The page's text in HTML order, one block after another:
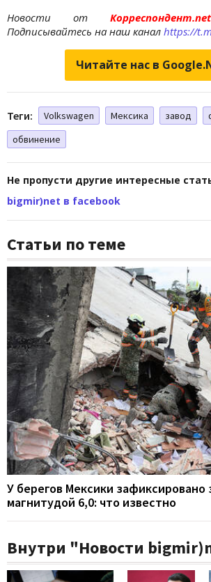
Новости от
Подписывайтесь на наш канал https://
Читайте нас в
Теги: Volkswagen Мексика завод
обвинение
Не пропусти другие интересные
bigmir)net в facebook
Статьи по теме
У берегов Мексики зафиксировано
магнитудой 6,0: что известно
Внутри "Новости